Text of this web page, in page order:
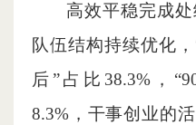
高效平稳完成
队伍结构持续优化
后”占比38.3%，
8.3%，干事创业的